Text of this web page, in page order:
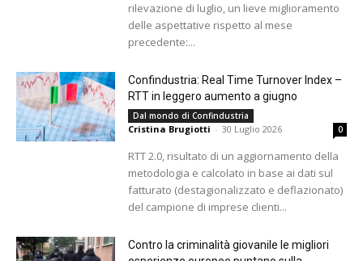
rilevazione di luglio, un lieve miglioramento
delle aspettative rispetto al mese
precedente:...
Confindustria: Real Time Turnover Index –
RTT in leggero aumento a giugno
Dal mondo di Confindustria
Cristina Brugiotti - 30 Luglio 2026 0
RTT 2.0, risultato di un aggiornamento della
metodologia e calcolato in base ai dati sul
fatturato (destagionalizzato e deflazionato)
del campione di imprese clienti...
Contro la criminalità giovanile le migliori